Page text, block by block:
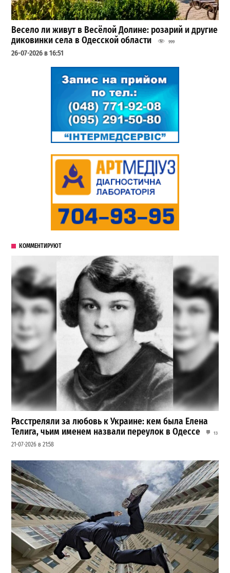
Весело ли живут в Весёлой Долине: розарий и другие
диковинки села в Одесской области
999
26-07-2026 в 16:51
КОММЕНТИРУЮТ
Расстреляли за любовь к Украине: кем была Елена
Телига, чьим именем назвали переулок в Одессе
13
21-07-2026 в 21:58